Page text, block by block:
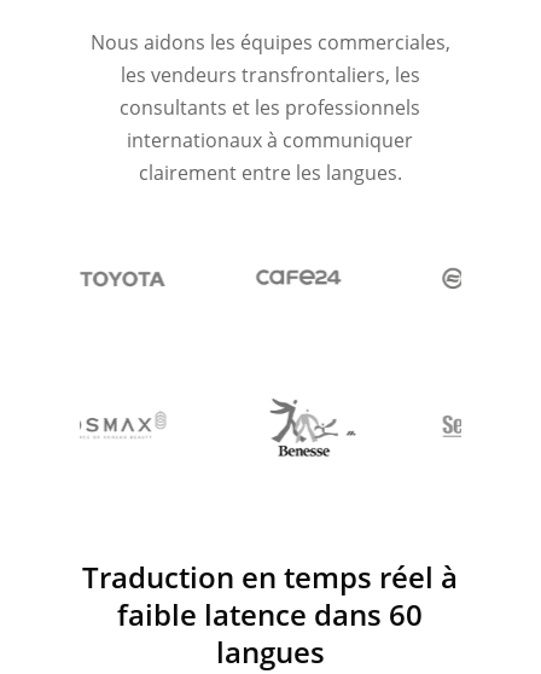
Nous aidons les équipes commerciales,
les vendeurs transfrontaliers, les
consultants et les professionnels
internationaux à communiquer
clairement entre les langues.
Traduction en temps réel à
faible latence dans 60
langues